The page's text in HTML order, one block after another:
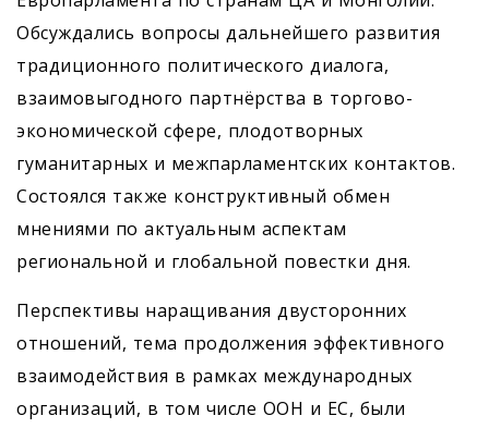
Обсуждались вопросы дальнейшего развития
традиционного политического диалога,
взаимовыгодного партнёрства в торгово-
экономической сфере, плодотворных
гуманитарных и межпарламентских контактов.
Состоялся также конструктивный обмен
мнениями по актуальным аспектам
региональной и глобальной повестки дня.
Перспективы наращивания двусторонних
отношений, тема продолжения эффективного
взаимодействия в рамках международных
организаций, в том числе ООН и ЕС, были